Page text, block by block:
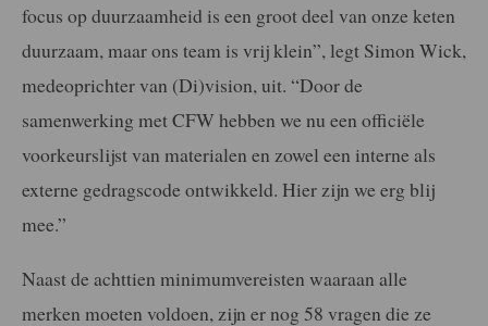
focus op duurzaamheid is een groot deel van onze keten
duurzaam, maar ons team is vrij klein”, legt Simon Wick,
medeoprichter van (Di)vision, uit. “Door de
samenwerking met CFW hebben we nu een officiële
voorkeurslijst van materialen en zowel een interne als
externe gedragscode ontwikkeld. Hier zijn we erg blij
mee.”
Naast de achttien minimumvereisten waaraan alle
merken moeten voldoen, zijn er nog 58 vragen die ze